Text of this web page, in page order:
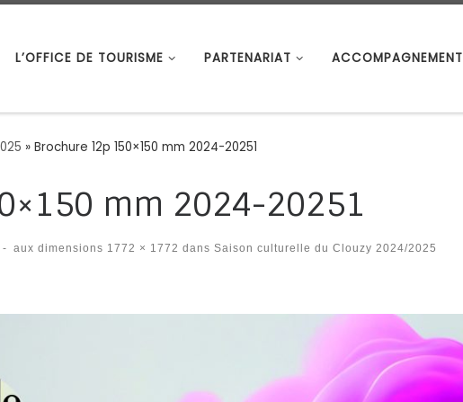
L’OFFICE DE TOURISME PARTENARIAT ACCOMPAGNEMENT
» Brochure 12p 150×150 mm 2024-20251
mm 2024-20251
- aux dimensions 1772 × 1772 dans Saison culturelle du Clouzy 2024/2025